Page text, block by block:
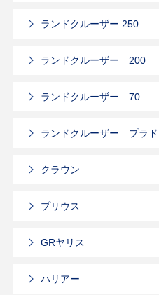
ランドクルーザー 250
ランドクルーザー 200
ランドクルーザー 70
ランドクルーザー プラド
クラウン
プリウス
GRヤリス
ハリアー